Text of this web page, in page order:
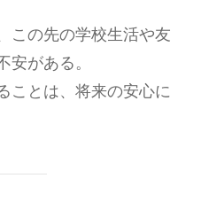
この先の学校生活や友
安がある。
ことは、将来の安心に